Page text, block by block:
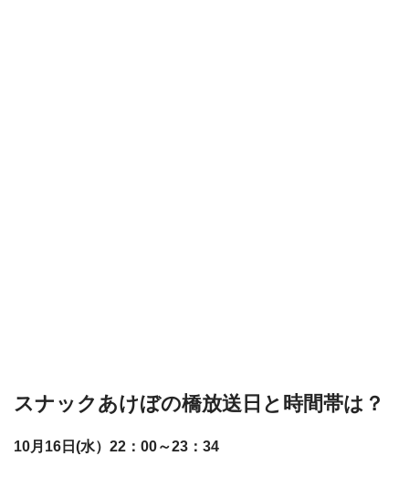
スナックあけぼの橋放送日と時間帯は？
10月16日(水）22：00～23：34